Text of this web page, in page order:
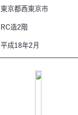
東京都西東京市
RC造2階
平成18年2月